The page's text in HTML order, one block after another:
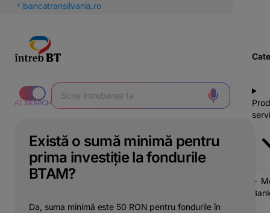
latineștibancatransilvania.ro
Există o sumă minimă pentru
prima investiție la fondurile
BTAM?
Da, suma minimă este 50 RON pentru fondurile în